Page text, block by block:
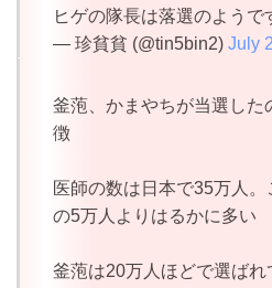
ヒゲの隊長は落選のようで
— 珍貧貧 (@tin5bin2) July
釜萢、かまやちが当選した
徴
医師の数は日本で35万人
の5万人よりはるかに多い
釜萢は20万人ほどで選ば